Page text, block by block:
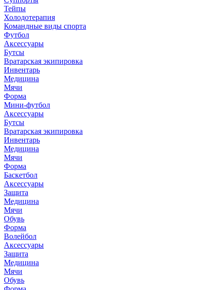
Тейпы
Холодотерапия
Командные виды спорта
Футбол
Аксессуары
Бутсы
Вратарская экипировка
Инвентарь
Медицина
Мячи
Форма
Мини-футбол
Аксессуары
Бутсы
Вратарская экипировка
Инвентарь
Медицина
Мячи
Форма
Баскетбол
Аксессуары
Защита
Медицина
Мячи
Обувь
Форма
Волейбол
Аксессуары
Защита
Медицина
Мячи
Обувь